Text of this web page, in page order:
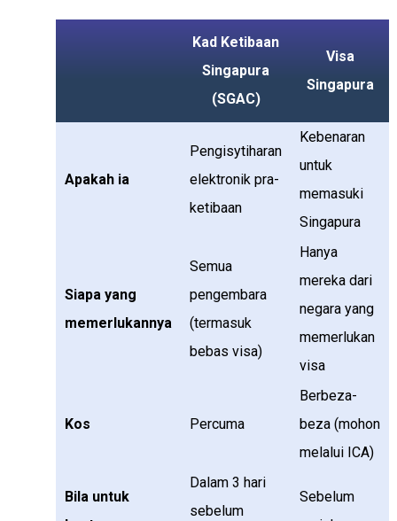
Kad Ketibaan
Singapura
(SGAC)
Visa
Singapura
Apakah ia
Pengisytiharan
elektronik pra-
ketibaan
Kebenaran
untuk
memasuki
Singapura
Siapa yang
memerlukannya
Semua
pengembara
(termasuk
bebas visa)
Hanya
mereka dari
negara yang
memerlukan
visa
Kos Percuma
Berbeza-
beza (mohon
melalui ICA)
Bila untuk
Dalam 3 hari
sebelum
Sebelum